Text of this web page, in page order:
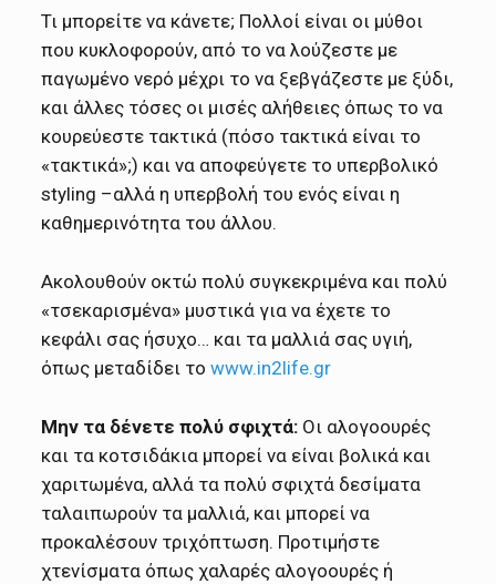
Τι μπορείτε να κάνετε; Πολλοί είναι οι μύθοι
που κυκλοφορούν, από το να λούζεστε με
παγωμένο νερό μέχρι το να ξεβγάζεστε με ξύδι,
και άλλες τόσες οι μισές αλήθειες όπως το να
κουρεύεστε τακτικά (πόσο τακτικά είναι το
«τακτικά»;) και να αποφεύγετε το υπερβολικό
styling –αλλά η υπερβολή του ενός είναι η
καθημερινότητα του άλλου.
Ακολουθούν οκτώ πολύ συγκεκριμένα και πολύ
«τσεκαρισμένα» μυστικά για να έχετε το
κεφάλι σας ήσυχο… και τα μαλλιά σας υγιή,
όπως μεταδίδει τοwww.in2life.gr
Μην τα δένετε πολύ σφιχτά: Οι αλογοουρές
και τα κοτσιδάκια μπορεί να είναι βολικά και
χαριτωμένα, αλλά τα πολύ σφιχτά δεσίματα
ταλαιπωρούν τα μαλλιά, και μπορεί να
προκαλέσουν τριχόπτωση. Προτιμήστε
χτενίσματα όπως χαλαρές αλογοουρές ή